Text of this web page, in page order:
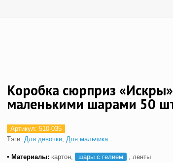
Коробка сюрприз
маленькими шарами 50
Артикул: 510-035
Тэги: Для девочки, Для мальчика
▪ Материалы: картон, шары с гелием
, ленты